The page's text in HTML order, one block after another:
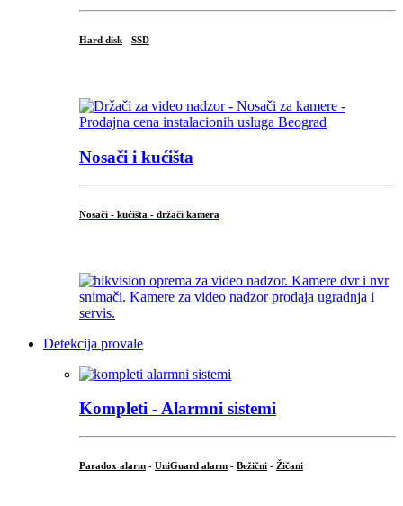
Hard disk - SSD
Nosači i kućišta
Nosači - kućišta - držači kamera
Detekcija provale
Kompleti - Alarmni sistemi
Paradox alarm - UniGuard alarm - Bežični - Žičani